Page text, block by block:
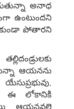
అనాధ
ఉంటుందని
పోతారని
ఆయనను
ఈ లోకానికి
ఆయనవలె